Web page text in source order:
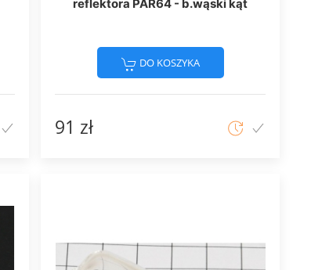
reflektora PAR64 - b.wąski kąt
DO KOSZYKA
91 zł